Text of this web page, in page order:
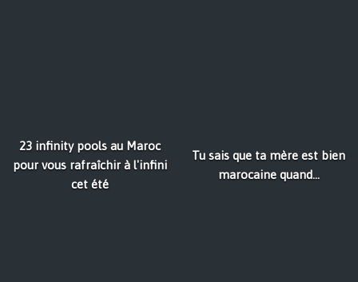
23 infinity pools au Maroc
pour vous rafraîchir à l'infini
cet été
Tu sais que ta mère est bien
marocaine quand...